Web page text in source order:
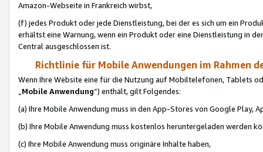
Amazon-Webseite in Frankreich wirbst,
(f) jedes Produkt oder jede Dienstleistung, bei der es sich um ein
erhältst eine Warnung, wenn ein Produkt oder eine Dienstleistung in
Central ausgeschlossen ist.
Richtlinie für Mobile Anwendungen im Rahmen
Wenn Ihre Website eine für die Nutzung auf Mobiltelefonen, Tablets
„Mobile Anwendung“) enthält, gilt Folgendes:
(a) Ihre Mobile Anwendung muss in den App-Stores von Google Play,
(b) Ihre Mobile Anwendung muss kostenlos heruntergeladen werden
(c) Ihre Mobile Anwendung muss originäre Inhalte haben,